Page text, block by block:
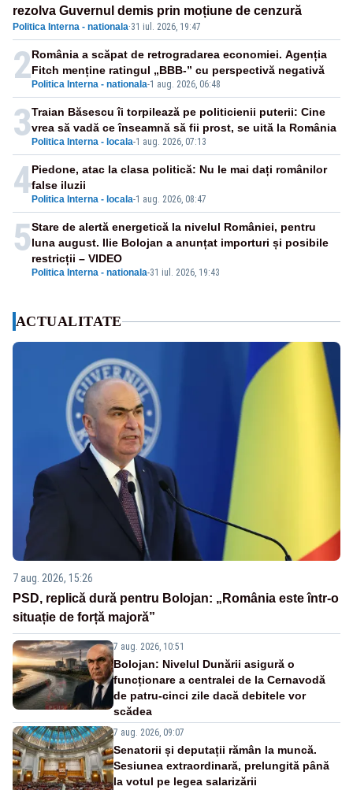
rezolva Guvernul demis prin moțiune de cenzură
Politica Interna - nationala·31 iul. 2026, 19:47
2 Politica Interna - nationala-1 aug. 2026, 06:48
România a scăpat de retrogradarea economiei. Agenția
Fitch menține ratingul „BBB-” cu perspectivă negativă
3 Politica Interna - locala-1 aug. 2026, 07:13
Traian Băsescu îi torpilează pe politicienii puterii: Cine
vrea să vadă ce înseamnă să fii prost, se uită la România
4 Politica Interna - locala-1 aug. 2026, 08:47
Piedone, atac la clasa politică: Nu le mai dați românilor
false iluzii
5
Politica Interna - nationala-31 iul. 2026, 19:43
Stare de alertă energetică la nivelul României, pentru
luna august. Ilie Bolojan a anunțat importuri și posibile
restricții – VIDEO
ACTUALITATE
7 aug. 2026, 15:26
PSD, replică dură pentru Bolojan: „România este într-o
situație de forță majoră”
7 aug. 2026, 10:51
Bolojan: Nivelul Dunării asigură o
funcționare a centralei de la Cernavodă
de patru-cinci zile dacă debitele vor
scădea
7 aug. 2026, 09:07
Senatorii și deputații rămân la muncă.
Sesiunea extraordinară, prelungită până
la votul pe legea salarizării